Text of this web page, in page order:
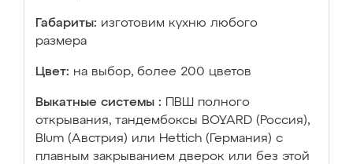
Габариты: изготовим кухню любого
размера
Цвет: на выбор, более 200 цветов
Выкатные системы :
ПВШ полного
открывания, тандембоксы BOYARD (Россия),
Blum (Австрия) или Hettich (Германия) с
плавным закрыванием дверок или без этой